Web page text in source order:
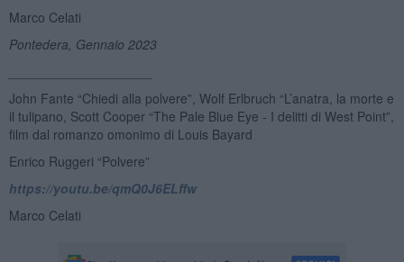
Marco Celati
Pontedera, Gennaio 2023
John Fante “Chiedi alla polvere”, Wolf Erlbruch “L’anatra, la morte e
il tulipano, Scott Cooper “The Pale Blue Eye - I delitti di West Point”,
film dal romanzo omonimo di Louis Bayard
Enrico Ruggeri “Polvere”
https://youtu.be/qmQ0J6ELffw
Marco Celati